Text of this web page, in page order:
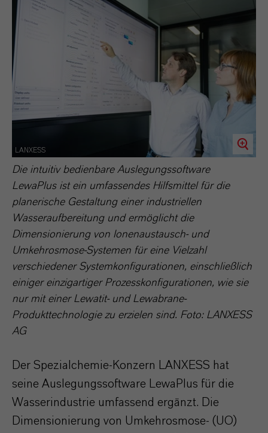
LANXESS
Die intuitiv bedienbare Auslegungssoftware
LewaPlus ist ein umfassendes Hilfsmittel für die
planerische Gestaltung einer industriellen
Wasseraufbereitung und ermöglicht die
Dimensionierung von Ionenaustausch- und
Umkehrosmose-Systemen für eine Vielzahl
verschiedener Systemkonfigurationen, einschließlich
einiger einzigartiger Prozesskonfigurationen, wie sie
nur mit einer Lewatit- und Lewabrane-
Produkttechnologie zu erzielen sind. Foto: LANXESS
AG
Der Spezialchemie-Konzern LANXESS hat
seine Auslegungssoftware LewaPlus für die
Wasserindustrie umfassend ergänzt. Die
Dimensionierung von Umkehrosmose- (UO)